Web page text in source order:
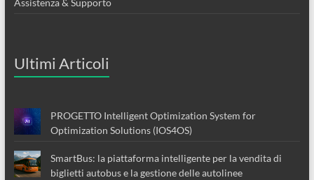
Assistenza & Supporto
Ultimi Articoli
PROGETTO Intelligent Optimization System for
Optimization Solutions (IOS4OS)
SmartBus: la piattaforma intelligente per la vendita di
biglietti autobus e la gestione delle autolinee